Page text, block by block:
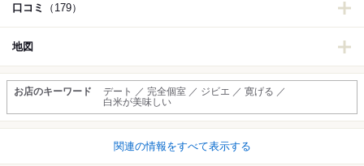
口コミ （179）
地図
お店のキーワード
デート ／ 完全個室 ／ ジビエ ／ 寛げる ／
白米が美味しい
関連の情報をすべて表示する